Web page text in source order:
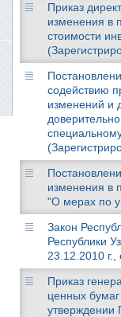
Приказ
изменения в
стоимости
содействию
изменений и
изменения в
"О мерах по
Закон
Республики
23.12.2010
Приказ
ценных
утверждении